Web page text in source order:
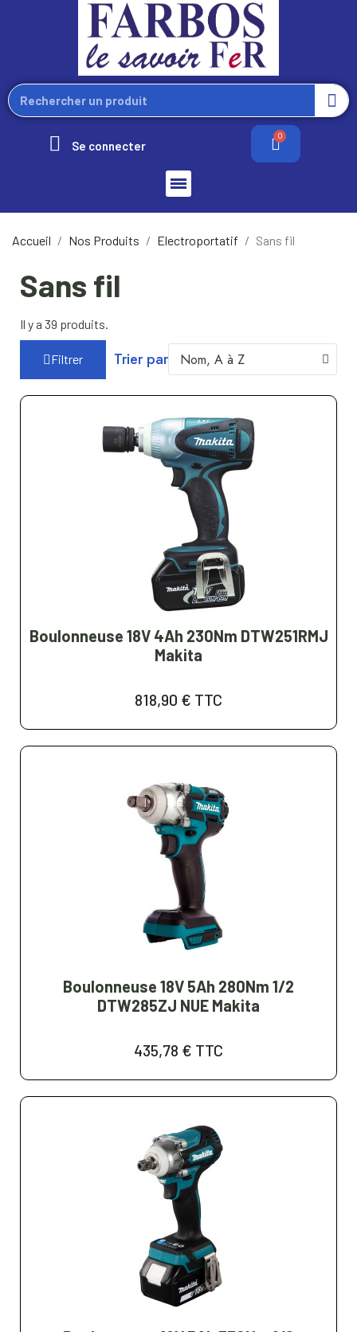
Se connecter
Accueil Nos Produits Electroportatif Sans fil
Sans fil
Il y a 39 produits.
Filtrer Trier par
Boulonneuse 18V 4Ah 230Nm DTW251RMJ
Makita
818,90 € TTC
Boulonneuse 18V 5Ah 280Nm 1/2
DTW285ZJ NUE Makita
435,78 € TTC